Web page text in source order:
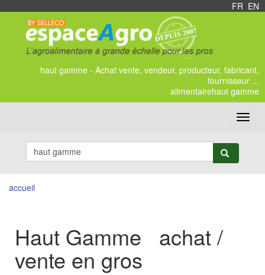
FR EN
haut gamme - Achat vente, vendeur, producteur, fabricant,
fournisseur ...
alimentairehaut gamme
accueil
Haut Gamme achat /
vente en gros